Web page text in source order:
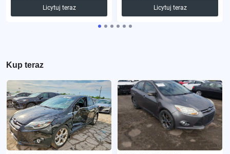
Licytuj teraz
Licytuj teraz
Kup teraz